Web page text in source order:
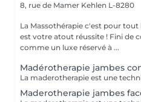
8, rue de Mamer Kehlen L-8280
La Massothérapie c'est pour
est votre atout réussite ! Fini de considérer l'entretien physique
comme un luxe réservé à ...
Madérotherapie jambes
Maderotherapie jambes